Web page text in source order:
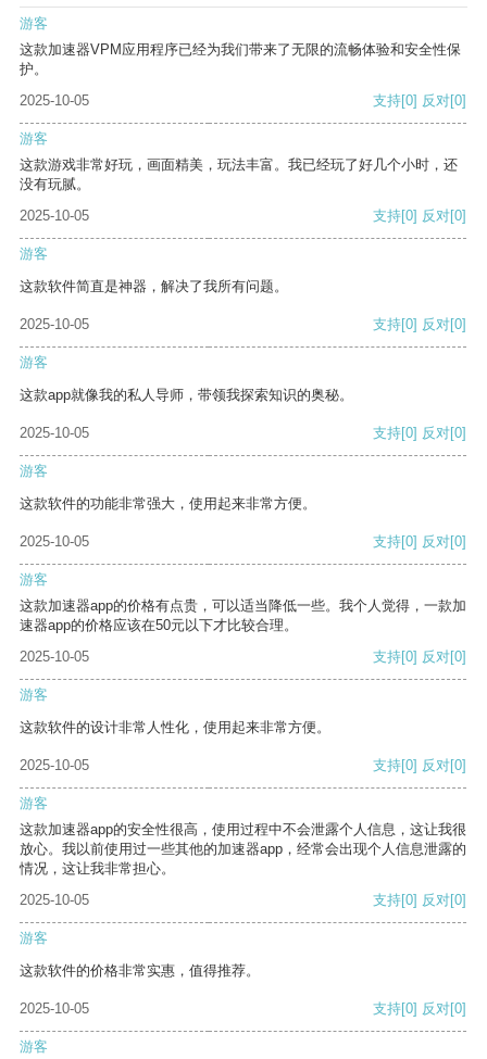
游客
这款加速器VPM应用程序已经为我们带来了无限的流畅体验和安全性保
护。
2025-10-05
支持[0] 反对[0]
游客
这款游戏非常好玩，画面精美，玩法丰富。我已经玩了好几个小时，还
没有玩腻。
2025-10-05
支持[0] 反对[0]
游客
这款软件简直是神器，解决了我所有问题。
2025-10-05 支持[0] 反对[0]
游客
这款app就像我的私人导师，带领我探索知识的奥秘。
2025-10-05 支持[0] 反对[0]
游客
这款软件的功能非常强大，使用起来非常方便。
2025-10-05 支持[0] 反对[0]
游客
这款加速器app的价格有点贵，可以适当降低一些。我个人觉得，一款加
速器app的价格应该在50元以下才比较合理。
2025-10-05
支持[0] 反对[0]
游客
这款软件的设计非常人性化，使用起来非常方便。
2025-10-05 支持[0] 反对[0]
游客
这款加速器app的安全性很高，使用过程中不会泄露个人信息，这让我很
放心。我以前使用过一些其他的加速器app，经常会出现个人信息泄露的
情况，这让我非常担心。
2025-10-05
支持[0] 反对[0]
游客
这款软件的价格非常实惠，值得推荐。
2025-10-05 支持[0] 反对[0]
游客